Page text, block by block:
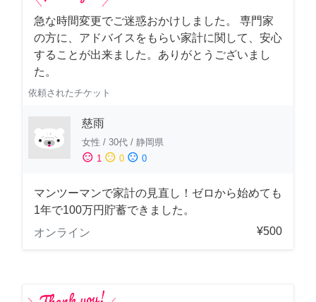
急な時間変更でご迷惑おかけしました。 専門家
の方に、アドバイスをもらい家計に関して、安心
することが出来ました。ありがとうございまし
た。
依頼されたチケット
慈雨
女性 / 30代 / 静岡県
sentiment_satisfied 1 sentiment_neutral 0 sentiment_dissatisfied 0
マンツーマンで家計の見直し！ゼロから始めても
1年で100万円貯蓄できました。
オンライン
¥500